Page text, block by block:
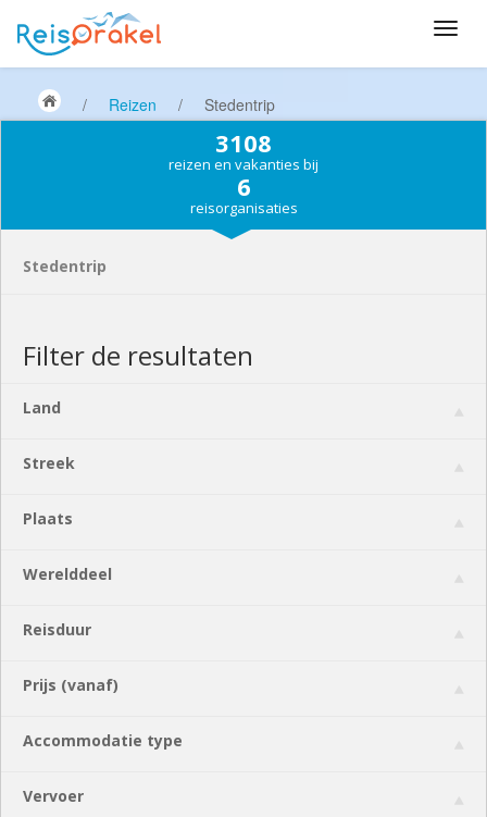
/ Reizen / Stedentrip
3108
reizen en vakanties bij
6
reisorganisaties
Stedentrip
Filter de resultaten
Land
Streek
Plaats
Werelddeel
Reisduur
Prijs (vanaf)
Accommodatie type
Vervoer